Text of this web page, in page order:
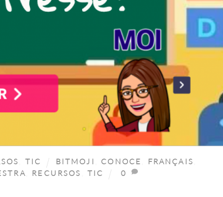
TIC BITMOJI CONOCE FRANÇAIS
RECURSOS TIC 0